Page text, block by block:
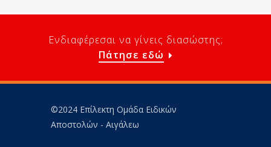
Ενδιαφέρεσαι να γίνεις διασώστης;
Πάτησε εδώ
©2024 Επίλεκτη Ομάδα Ειδικών
Αποστολών - Αιγάλεω